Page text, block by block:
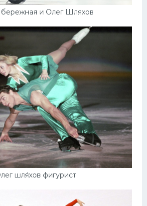
бережная и Олег Шляхов
шля́хов фигурист